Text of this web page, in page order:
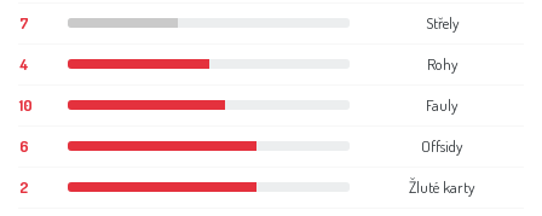
7 Střely
4 Rohy
10 Fauly
6 Offsidy
2 Žluté karty